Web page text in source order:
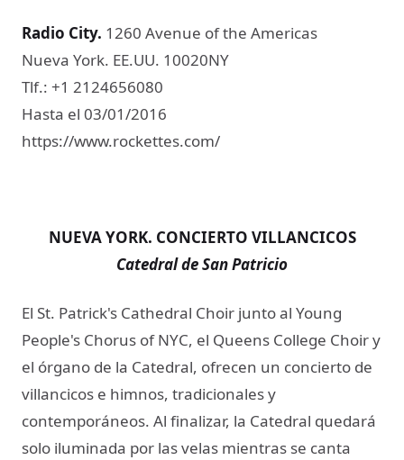
Radio City. 1260 Avenue of the Americas
Nueva York. EE.UU. 10020NY
Tlf.: +1 2124656080
Hasta el 03/01/2016
https://www.rockettes.com/
NUEVA YORK. CONCIERTO VILLANCICOS
Catedral de San Patricio
El St. Patrick's Cathedral Choir junto al Young
People's Chorus of NYC, el Queens College Choir y
el órgano de la Catedral, ofrecen un concierto de
villancicos e himnos, tradicionales y
contemporáneos. Al finalizar, la Catedral quedará
solo iluminada por las velas mientras se canta